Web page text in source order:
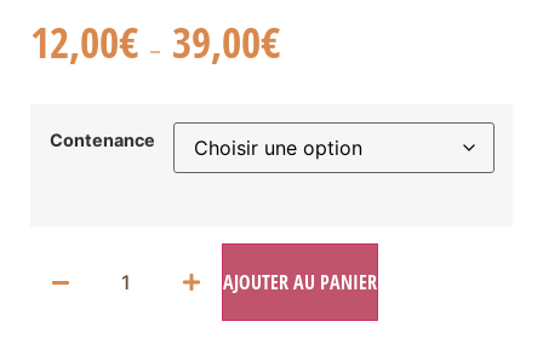
12,00€ – 39,00€
Contenance
AJOUTER AU PANIER